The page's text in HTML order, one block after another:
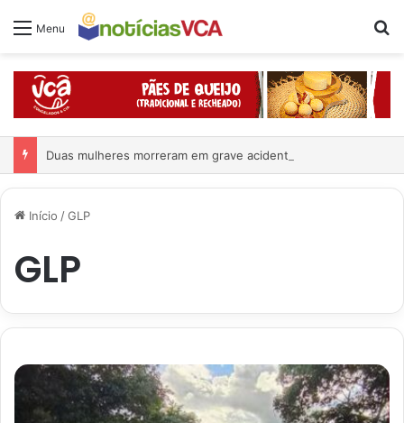
Menu
Duas mulheres morreram em grave acidente
Início /GLP
GLP